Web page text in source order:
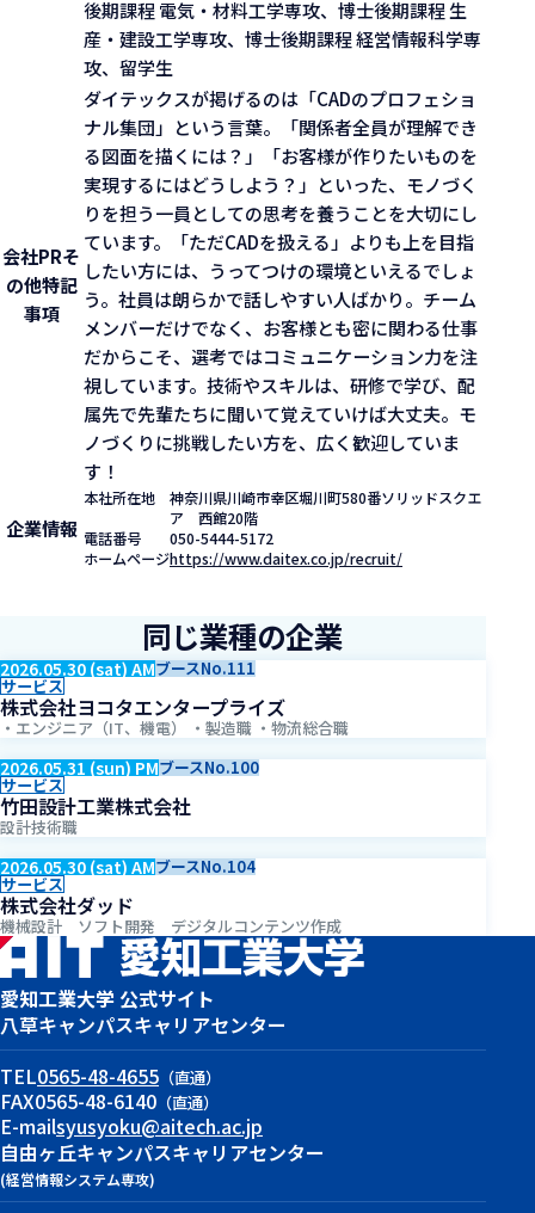
後期課程 電気・材料工学専攻、博士後期課程 生
産・建設工学専攻、博士後期課程 経営情報科学専
攻、留学生
会社PRそ
の他特記
事項
ダイテックスが掲げるのは「CADのプロフェショ
ナル集団」という言葉。「関係者全員が理解でき
る図面を描くには？」「お客様が作りたいものを
実現するにはどうしよう？」といった、モノづく
りを担う一員としての思考を養うことを大切にし
ています。「ただCADを扱える」よりも上を目指
したい方には、うってつけの環境といえるでしょ
う。社員は朗らかで話しやすい人ばかり。チーム
メンバーだけでなく、お客様とも密に関わる仕事
だからこそ、選考ではコミュニケーション力を注
視しています。技術やスキルは、研修で学び、配
属先で先輩たちに聞いて覚えていけば大丈夫。モ
ノづくりに挑戦したい方を、広く歓迎していま
す！
企業情報
本社所在地
神奈川県川崎市幸区堀川町580番ソリッドスクエ
ア 西館20階
電話番号
050-5444-5172
ホームページhttps://www.daitex.co.jp/recruit/
同じ業種の企業
2026.05.30 (sat) AMブースNo.111
サービス
株式会社ヨコタエンタープライズ
・エンジニア（IT、機電） ・製造職 ・物流総合職
2026.05.31 (sun) PMブースNo.100
サービス
竹田設計工業株式会社
設計技術職
2026.05.30 (sat) AMブースNo.104
サービス
株式会社ダッド
機械設計 ソフト開発 デジタルコンテンツ作成
愛知工業大学 公式サイト
八草キャンパスキャリアセンター
TEL0565-48-4655 （直通）
FAX0565-48-6140 （直通）
E-mailsyusyoku@aitech.ac.jp
自由ヶ丘キャンパスキャリアセンター
(経営情報システム専攻)